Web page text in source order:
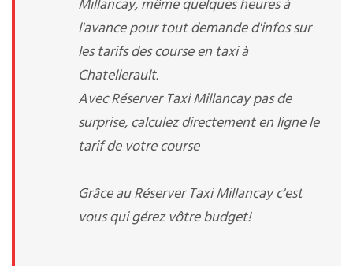
Millancay, même quelques heures à
l'avance pour tout demande d'infos sur
les tarifs des course en taxi à
Chatellerault.
Avec Réserver Taxi Millancay pas de
surprise, calculez directement en ligne le
tarif de votre course
Grâce au Réserver Taxi Millancay c'est
vous qui gérez vôtre budget!